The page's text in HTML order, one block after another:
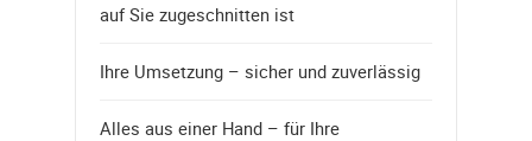
auf Sie zugeschnitten ist
Ihre Umsetzung – sicher und zuverlässig
Alles aus einer Hand – für Ihre